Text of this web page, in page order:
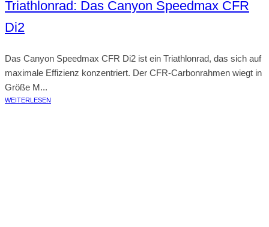
Triathlonrad: Das Canyon Speedmax CFR
Di2
Das Canyon Speedmax CFR Di2 ist ein Triathlonrad, das sich auf
maximale Effizienz konzentriert. Der CFR-Carbonrahmen wiegt in
Größe M...
WEITERLESEN